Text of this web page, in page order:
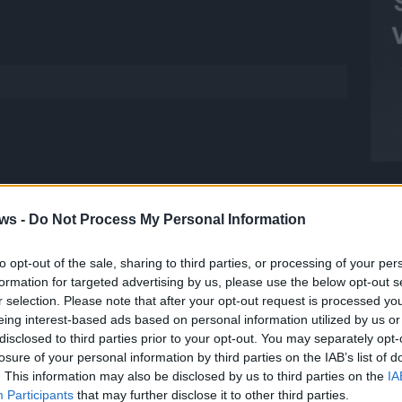
- Do Not Process My Personal Information
opt-out of the sale, sharing to third parties, or processing of your
for targeted advertising by us, please use the below opt-out
selection. Please note that after your opt-out request is processed
interest-based ads based on personal information utilized by us
to third parties prior to your opt-out. You may separately
of your personal information by third parties on the IAB’s list of
This information may also be disclosed by us to third parties on the
Participants that may further disclose it to other third parties.
1648 Artikel
Streams, die spannendsten Videos und alles, was du
musst. Ob News, Unterhaltung oder Specials – wir
direkt auf den Screen, live oder on-demand. Unsere
Clips, Streams und Highlights extra für dich. Kein langes
durch endlose Seiten – einfach einschalten, mitfiebern und